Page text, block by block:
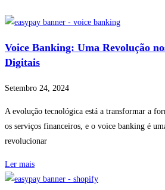
Voice Banking: Uma Revolução
Digitais
Setembro 24, 2024
A evolução tecnológica está a transformar a
os serviços financeiros, e o voice banking é
revolucionar
Ler mais